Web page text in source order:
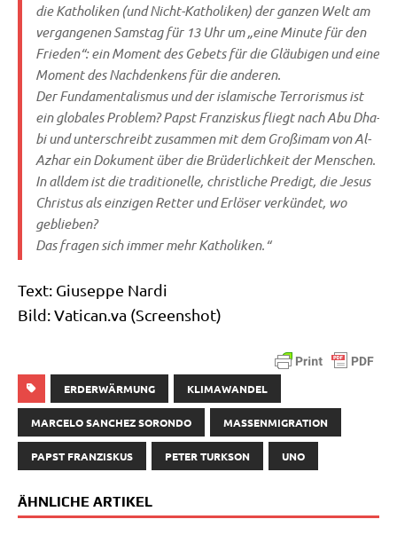
die Katho­li­ken (und Nicht-Katho­li­ken) der gan­zen Welt am
ver­gan­ge­nen Sams­tag für 13 Uhr um „eine Minu­te für den
Frie­den“: ein Moment des Gebets für die Gläu­bi­gen und eine
Moment des Nach­den­kens für die ande­ren.
Der Fun­da­men­ta­lis­mus und der isla­mi­sche Ter­ro­ris­mus ist
ein glo­ba­les Pro­blem? Papst Fran­zis­kus fliegt nach Abu Dha­
bi und unter­schreibt zusam­men mit dem Groß­i­mam von Al-
Azhar ein Doku­ment über die Brü­der­lich­keit der Men­schen.
In all­dem ist die tra­di­tio­nel­le, christ­li­che Pre­digt, die Jesus
Chri­stus als ein­zi­gen Ret­ter und Erlö­ser ver­kün­det, wo
geblie­ben?
Das fra­gen sich immer mehr Katholiken.“
Text: Giu­sep­pe Nar­di
Bild: Vati​can​.va (Screen­shot)
ERDERWÄRMUNG KLIMAWANDEL
MARCELO SANCHEZ SORONDO MASSENMIGRATION
PAPST FRANZISKUS PETER TURKSON UNO
ÄHNLICHE ARTIKEL